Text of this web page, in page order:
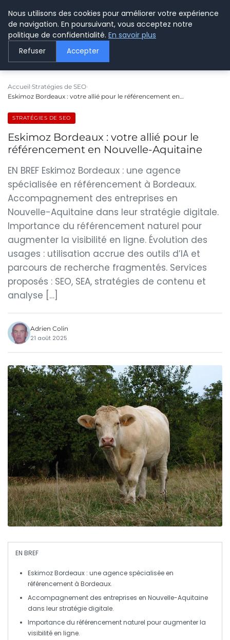
LE WEBMARKETING
Accueil Stratégies de SEO
Eskimoz Bordeaux : votre allié pour le référencement en…
STRATÉGIES DE SEO
Eskimoz Bordeaux : votre allié pour le
référencement en Nouvelle-Aquitaine
EN BREF Eskimoz Bordeaux : une agence
spécialisée en référencement à Bordeaux.
Accompagnement des entreprises en
Nouvelle-Aquitaine dans leur stratégie digitale.
Importance du référencement naturel pour
augmenter la visibilité en ligne. Évolution des
usages : utilisation accrue des outils d’IA et
parcours de recherche fragmentés. Services
proposés : SEO, SEA, stratégies de contenu et
analyse […]
Adrien Colin
21 août 2025
EN BREF
Eskimoz Bordeaux : une agence spécialisée en
référencement à Bordeaux.
Accompagnement des entreprises en Nouvelle-Aquitaine
dans leur stratégie digitale.
Importance du référencement naturel pour augmenter la
visibilité en ligne.
Nous utilisons des cookies pour améliorer votre expérience
de navigation. En poursuivant, vous acceptez notre
politique de confidentialité. En savoir plus
Refuser Accepter